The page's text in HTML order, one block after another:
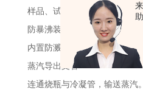
样品、试剂反应容器，标准
防暴沸装置
内置防溅缓冲球、防暴沸石卡槽
蒸汽导出支管
连通烧瓶与冷凝管，输送蒸汽。